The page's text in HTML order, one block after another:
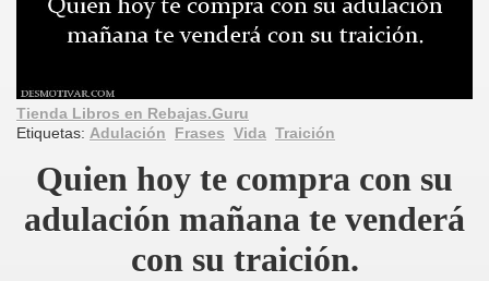
Tienda Libros en Rebajas.Guru
Etiquetas: Adulación Frases Vida Traición
Quien hoy te compra con su
adulación mañana te venderá
con su traición.